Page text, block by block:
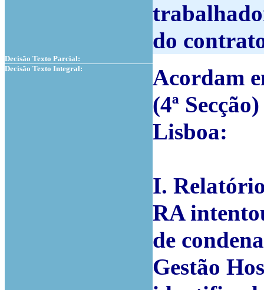
do
Decisão Texto Parcial:
Decisão Texto Integral:
Acordam
(4ª
Lisboa:
I.
RA
de
Gestão